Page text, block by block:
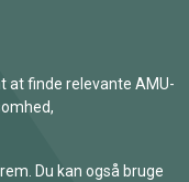
at finde relevante AMU-
Du kan også bruge